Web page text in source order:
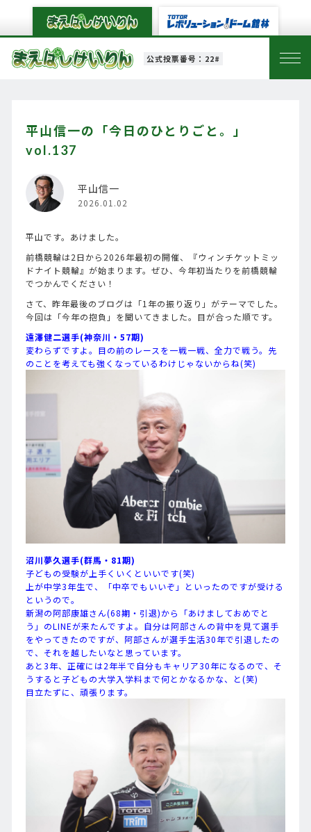
公式投票番号：22#
平山信一の「今日のひとりごと。」
vol.137
平山信一
2026.01.02
平山です。あけました。
前橋競輪は2日から2026年最初の開催、『ウィンチケットミッ
ドナイト競輪』が始まります。ぜひ、今年初当たりを前橋競輪
でつかんでください！
さて、昨年最後のブログは「1年の振り返り」がテーマでした。
今回は「今年の抱負」を聞いてきました。目が合った順です。
遠澤健二選手(神奈川・57期)
変わらずですよ。目の前のレースを一戦一戦、全力で戦う。先
のことを考えても強くなっているわけじゃないからね(笑)
沼川夢久選手(群馬・81期)
子どもの受験が上手くいくといいです(笑)
上が中学3年生で、「中卒でもいいぞ」といったのですが受ける
というので。
新潟の阿部康雄さん(68期・引退)から「あけましておめでと
う」のLINEが来たんですよ。自分は阿部さんの背中を見て選手
をやってきたのですが、阿部さんが選手生活30年で引退したの
で、それを越したいなと思っています。
あと3年、正確には2年半で自分もキャリア30年になるので、そ
うすると子どもの大学入学料まで何とかなるかな、と(笑)
目立たずに、頑張ります。